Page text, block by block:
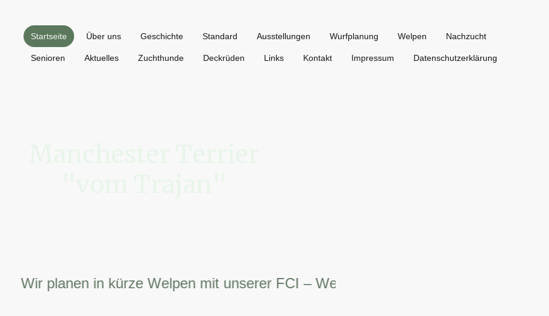
Startseite Über uns Geschichte Standard Ausstellungen Wurfplanung Welpen Nachzucht
Senioren Aktuelles Zuchthunde Deckrüden Links Kontakt Impressum Datenschutzerklärung
Wir planen in kürze Welpen mit unserer FCI – Weltsiegerin.